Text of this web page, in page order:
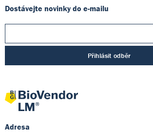
Dostávejte novinky do e-mailu
Přihlásit odběr
Adresa